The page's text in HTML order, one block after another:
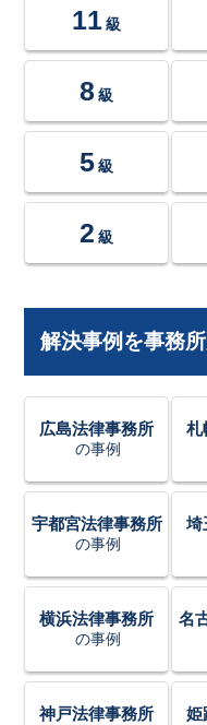
11 級
8 級
5 級
2 級
解決事例を事務
広島法律事務所
の事例
札
宇都宮法律事務所
の事例
埼
横浜法律事務所
の事例
名
神戸法律事務所 姫